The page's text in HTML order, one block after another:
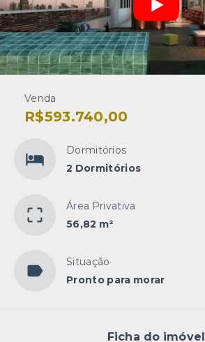
Venda
R$593.740,00
Dormitórios
2 Dormitórios
Área Privativa
56,82 m²
Situação
Pronto para morar
Ficha do imóvel